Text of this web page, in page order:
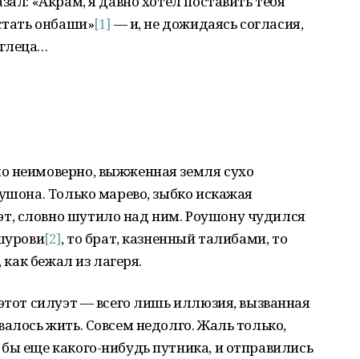
онбаши»[1] — и, не дожидаясь согласия,
неимоверно, выжженная земля сухо
Только марево, зыбко искажая
словно шутило над ним. Роушону чудился
[2], то брат, казненный талибами, то
бежал из лагеря.
силуэт — всего лишь иллюзия, вызванная
жить. Совсем недолго. Жаль только,
еще какого-нибудь путника, и отправились